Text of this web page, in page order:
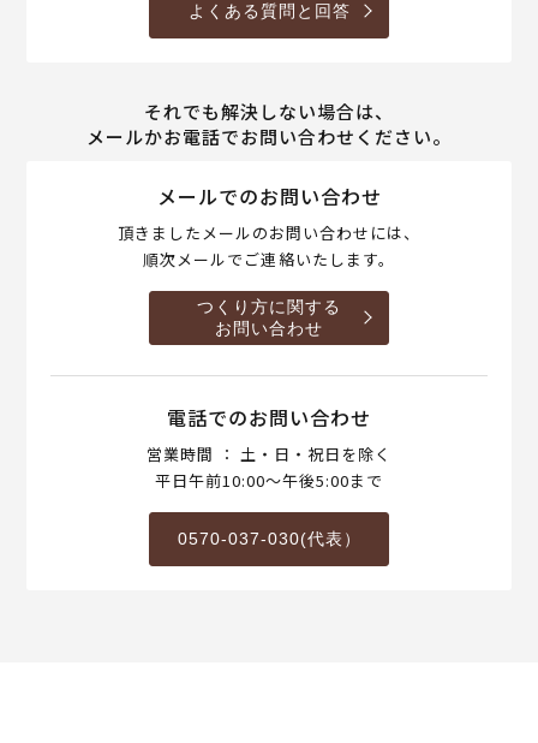
よくある質問と回答
それでも解決しない場合は、
メールかお電話でお問い合わせください。
メールでのお問い合わせ
頂きましたメールのお問い合わせには、
順次メールでご連絡いたします。
つくり方に関する
お問い合わせ
電話でのお問い合わせ
営業時間 ： 土・日・祝日を除く
平日午前10:00～午後5:00まで
0570-037-030(代表）